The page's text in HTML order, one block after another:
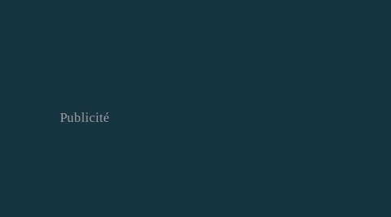
Publicité